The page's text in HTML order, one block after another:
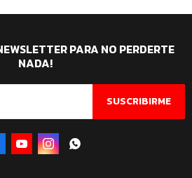
PARA NO PERDERTE
NADA!
SUSCRIBIRME
  